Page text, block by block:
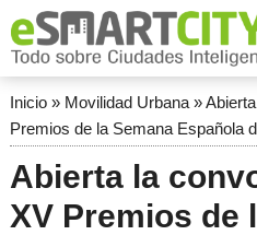
Inicio» Movilidad Urbana»
Premios de la Semana Española
Abierta la
XV Premios de